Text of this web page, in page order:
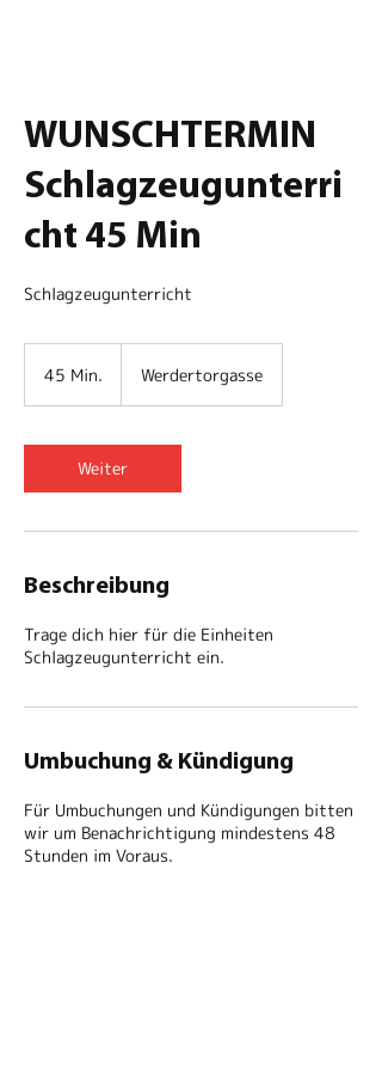
WUNSCHTERMIN
Schlagzeugunterri
cht 45 Min
Schlagzeugunterricht
45 Min.
i
n
.
Werdertorgasse
Weiter
Beschreibung
Trage dich hier für die Einheiten
Schlagzeugunterricht ein.
Umbuchung & Kündigung
Für Umbuchungen und Kündigungen bitten
wir um Benachrichtigung mindestens 48
Stunden im Voraus.